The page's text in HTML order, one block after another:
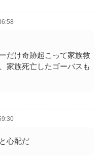
だけ奇跡起こって家族救
家族死亡したゴーバスも
心配だ